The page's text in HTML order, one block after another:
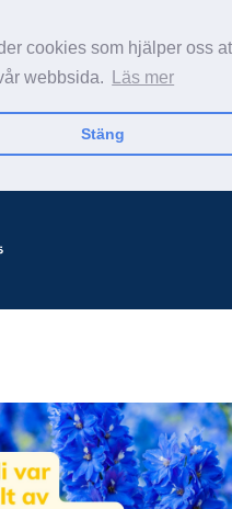
cookies som hjälper oss
webbsida.
Läs mer
Stäng